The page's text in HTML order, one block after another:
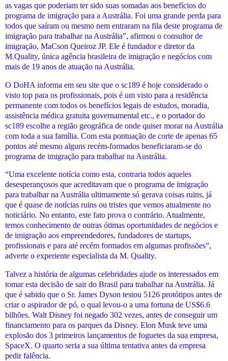
as vagas que poderiam ter sido suas somadas aos benefícios do
programa de imigração para a Austrália. Foi uma grande perda para
todos que saíram ou mesmo nem entraram na fila deste programa de
imigração para trabalhar na Austrália”, afirmou o consultor de
imigração, MaCson Queiroz JP. Ele é fundador e diretor da
M.Quality, única agência brasileira de imigração e negócios com
mais de 19 anos de atuação na Austrália.
O DoHA informa em seu site que o sc189 é hoje considerado o
visto top para os profissionais, pois é um visto para a residência
permanente com todos os benefícios legais de estudos, moradia,
assistência médica gratuita governamental etc., e o portador do
sc189 escolhe a região geográfica de onde quiser morar na Austrália
com toda a sua família. Com esta pontuação de corte de apenas 65
pontos até mesmo alguns recém-formados beneficiaram-se do
programa de imigração para trabalhar na Austrália.
“Uma excelente notícia como esta, contraria todos aqueles
desesperançosos que acreditavam que o programa de imigração
para trabalhar na Austrália ultimamente só gerava coisas ruins, já
que é quase de notícias ruins ou tristes que vemos atualmente no
noticiário. No entanto, este fato prova o contrário. Atualmente,
temos conhecimento de outras ótimas oportunidades de negócios e
de imigração aos empreendedores, fundadores de startups,
profissionais e para até recém formados em algumas profissões”,
adverte o experiente especialista da M. Quality.
Talvez a história de algumas celebridades ajude os interessados em
tomar esta decisão de sair do Brasil para trabalhar na Austrália. Já
que é sabido que o Sr. James Dyson testou 5126 protótipos antes de
criar o aspirador de pó, o qual levou-o a uma fortuna de US$6.6
bilhões. Walt Disney foi negado 302 vezes, antes de conseguir um
financiamento para os parques da Disney. Elon Musk teve uma
explosão dos 3 primeiros lançamentos de foguetes da sua empresa,
SpaceX. O quarto seria a sua última tentativa antes da empresa
pedir falência.